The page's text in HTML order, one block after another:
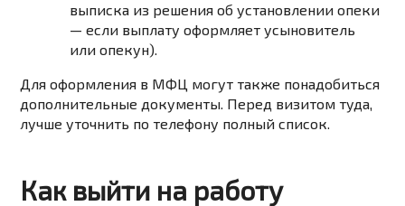
выписка из решенияобустановленииопеки
—если выплатуоформляетусыновитель
илиопекун).
Для оформления в МФЦ могут также понадобиться
дополнительные документы. Перед визитом туда,
лучше уточнить по телефону полный список.
Как выйти на работу